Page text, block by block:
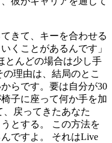
きて、キーを合わせる
くことがあるんです」
とんどの場合は少し手
理由は、結局のとこ
らです。要は自分が30
子に座って何か手を加
戻ってきたあなた
とする。 この方法を
ですよ。 それはLive